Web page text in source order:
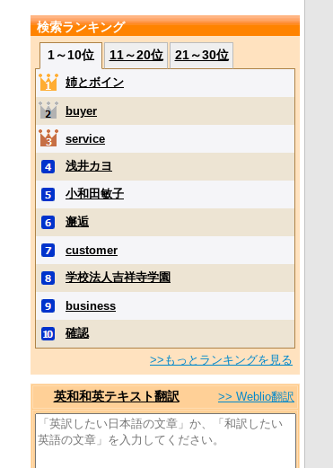
検索ランキング
1～10位
11～20位 21～30位
姉とボイン
buyer
service
浅井カヨ
小和田敏子
邂逅
customer
学校法人吉祥寺学園
business
確認
>>もっとランキングを見る
英和和英テキスト翻訳 >> Weblio翻訳